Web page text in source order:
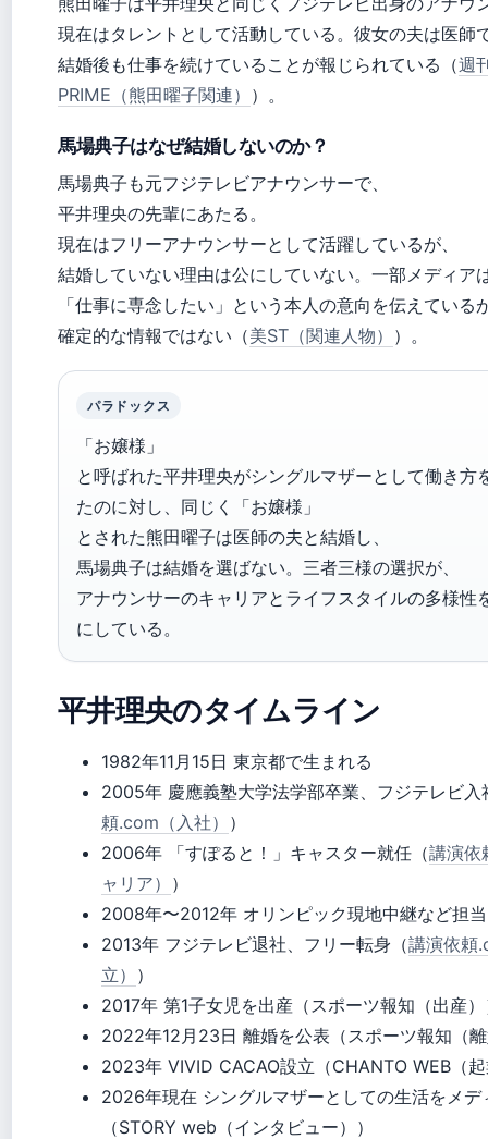
現在はタレントとして活動している。彼女の夫は医師
結婚後も仕事を続けていることが報じられている（週
PRIME（熊田曜子関連） ）。
馬場典子はなぜ結婚しないのか？
馬場典子も元フジテレビアナウンサーで、
平井理央の先輩にあたる。
現在はフリーアナウンサーとして活躍しているが、
結婚していない理由は公にしていない。一部メディア
「仕事に専念したい」という本人の意向を伝えている
確定的な情報ではない（美ST（関連人物） ）。
パラドックス
「お嬢様」
と呼ばれた平井理央がシングルマザーとして働き方
たのに対し、同じく「お嬢様」
とされた熊田曜子は医師の夫と結婚し、
馬場典子は結婚を選ばない。三者三様の選択が、
アナウンサーのキャリアとライフスタイルの多様性
にしている。
平井理央のタイムライン
1982年11月15日 東京都で生まれる
2005年 慶應義塾大学法学部卒業、フジテレビ入
頼.com（入社） ）
2006年 「すぽると！」キャスター就任（講演依
ャリア） ）
2008年〜2012年 オリンピック現地中継など担当
2013年 フジテレビ退社、フリー転身（講演依頼
立） ）
2017年 第1子女児を出産（スポーツ報知（出産
2022年12月23日 離婚を公表（スポーツ報知（
2023年 VIVID CACAO設立（CHANTO WEB（
2026年現在 シングルマザーとしての生活をメデ
（STORY web（インタビュー））